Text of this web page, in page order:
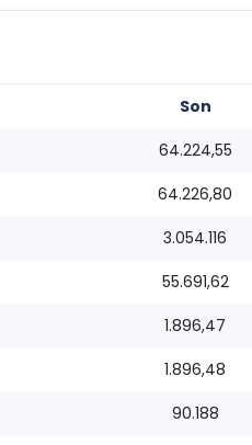
Son
64.224,55
64.226,80
3.054.116
55.691,62
1.896,47
1.896,48
90.188